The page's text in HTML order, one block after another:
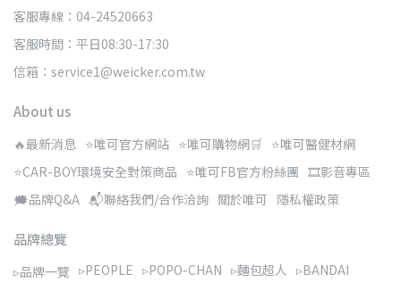
客服專線：04-24520663
客服時間：平日08:30-17:30
信箱：service1@weicker.com.tw
About us
🔥最新消息 ⭐唯可官方網站 ⭐唯可購物網🛒 ⭐唯可醫健材網
⭐CAR-BOY環境安全對策商品 ⭐唯可FB官方粉絲團 🎞️影音專區
🗯️品牌Q&A 📬聯絡我們/合作洽詢 關於唯可 隱私權政策
品牌總覽
▹品牌一覽 ▹PEOPLE ▹POPO-CHAN ▹麵包超人 ▹BANDAI